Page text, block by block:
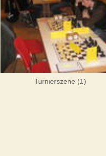
Turnierszene (1)